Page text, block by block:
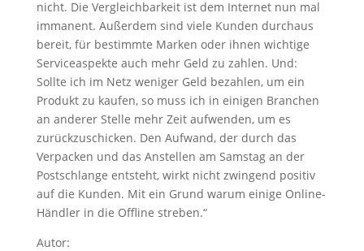
nicht. Die Vergleichbarkeit ist dem Internet nun mal
immanent. Außerdem sind viele Kunden durchaus
bereit, für bestimmte Marken oder ihnen wichtige
Serviceaspekte auch mehr Geld zu zahlen. Und:
Sollte ich im Netz weniger Geld bezahlen, um ein
Produkt zu kaufen, so muss ich in einigen Branchen
an anderer Stelle mehr Zeit aufwenden, um es
zurückzuschicken. Den Aufwand, der durch das
Verpacken und das Anstellen am Samstag an der
Postschlange entsteht, wirkt nicht zwingend positiv
auf die Kunden. Mit ein Grund warum einige Online-
Händler in die Offline streben.“
Autor: